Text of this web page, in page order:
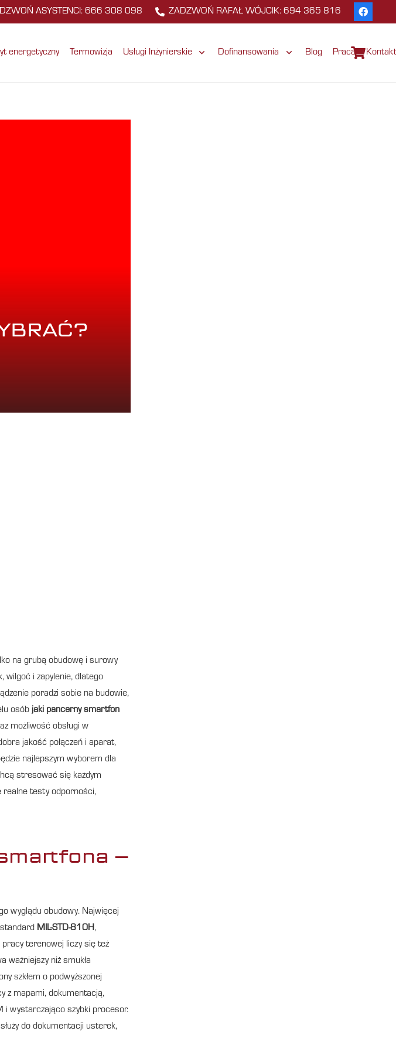
ASYSTENCI: 666 308 098 ZADZWOŃ RAFAŁ WÓJCIK: 694 365 816
energetyczny Termowizja Usługi Inżynierskie Dofinansowania Blog Praca Kontakt
na grubą obudowę i surowy
wilgoć i zapylenie, dlatego
poradzi sobie na budowie,
osób jaki pancerny smartfon
możliwość obsługi w
jakość połączeń i aparat,
najlepszym wyborem dla
stresować się każdym
realne testy odporności,
–
wyglądu obudowy. Najwięcej
MIL-STD-810H,
terenowej liczy się też
ważniejszy niż smukła
szkłem o podwyższonej
z mapami, dokumentacją,
i wystarczająco szybki procesor.
do dokumentacji usterek,